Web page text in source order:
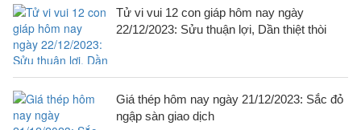
Tử vi vui 12 con giáp hôm nay ngày
22/12/2023: Sửu thuận lợi, Dần thiệt thòi
Giá thép hôm nay ngày 21/12/2023: Sắc đỏ
ngập sàn giao dịch